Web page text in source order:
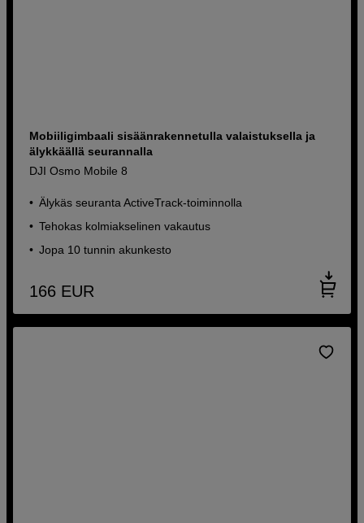
Mobiiligimbaali sisäänrakennetulla valaistuksella ja
älykkäällä seurannalla
DJI Osmo Mobile 8
Älykäs seuranta ActiveTrack-toiminnolla
Tehokas kolmiakselinen vakautus
Jopa 10 tunnin akunkesto
166 EUR